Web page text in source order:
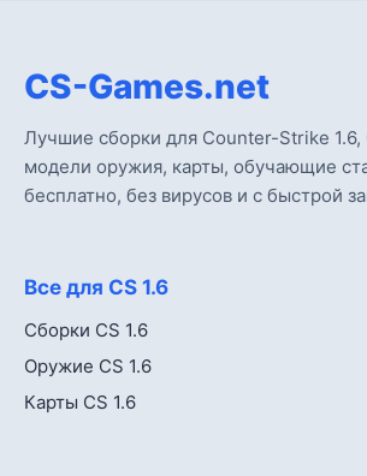
CS-Games.net
Лучшие сборки для Counter-Strike 1.6,
модели оружия, карты, обучающие
бесплатно, без вирусов и с быстрой
Все для CS 1.6
Сборки CS 1.6
Оружие CS 1.6
Карты CS 1.6